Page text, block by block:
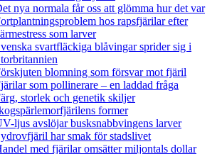
nya normala får oss att glömma hur det var
hos rapsfjärilar efter
som larver
svartfläckiga blåvingar sprider sig i
blomning som försvar mot fjäril
som pollinerare – en laddad fråga
storlek och genetik skiljer
former
ljus avslöjar busksnabbvingens larver
har smak för stadslivet
med fjärilar omsätter miljontals dollar